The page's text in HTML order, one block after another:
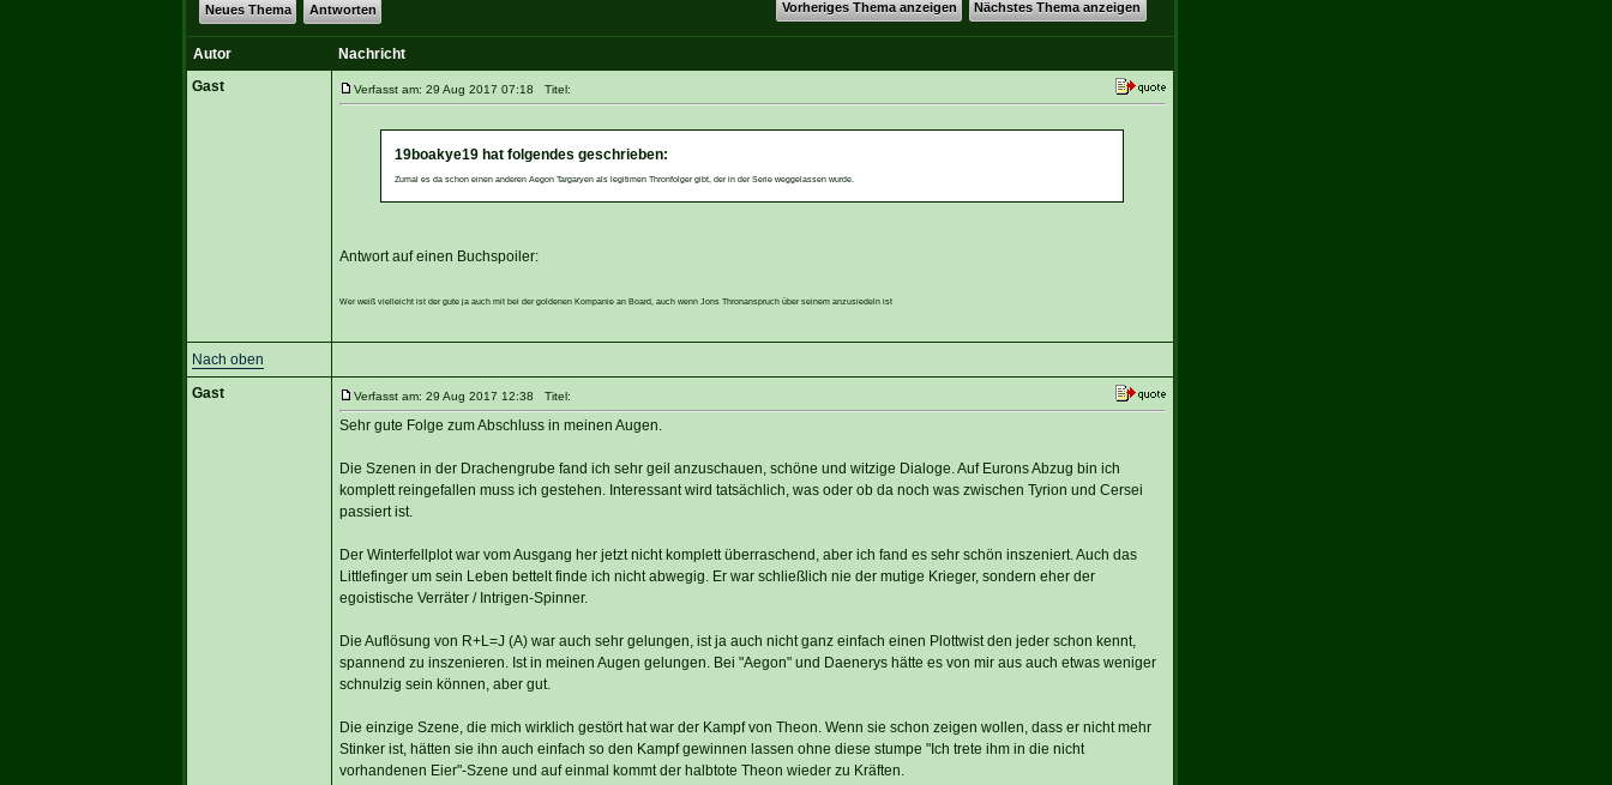
Vorheriges Thema anzeigen Nächstes Thema anzeigen
Neues Thema Antworten
Autor
Nachricht
Gast
Verfasst am: 29 Aug 2017 07:18 Titel:
19boakye19 hat folgendes geschrieben:
Zumal es da schon einen anderen Aegon Targaryen als legitimen Thronfolger gibt, der in der Serie weggelassen wurde.
Antwort auf einen Buchspoiler:
Wer weiß vielleicht ist der gute ja auch mit bei der goldenen Kompanie an Board, auch wenn Jons Thronanspruch über seinem anzusiedeln ist
Nach oben
Gast
Verfasst am: 29 Aug 2017 12:38 Titel:
Sehr gute Folge zum Abschluss in meinen Augen.
Die Szenen in der Drachengrube fand ich sehr geil anzuschauen, schöne und witzige Dialoge. Auf Eurons Abzug bin ich
komplett reingefallen muss ich gestehen. Interessant wird tatsächlich, was oder ob da noch was zwischen Tyrion und Cersei
passiert ist.
Der Winterfellplot war vom Ausgang her jetzt nicht komplett überraschend, aber ich fand es sehr schön inszeniert. Auch das
Littlefinger um sein Leben bettelt finde ich nicht abwegig. Er war schließlich nie der mutige Krieger, sondern eher der
egoistische Verräter / Intrigen-Spinner.
Die Auflösung von R+L=J (A) war auch sehr gelungen, ist ja auch nicht ganz einfach einen Plottwist den jeder schon kennt,
spannend zu inszenieren. Ist in meinen Augen gelungen. Bei "Aegon" und Daenerys hätte es von mir aus auch etwas weniger
schnulzig sein können, aber gut.
Die einzige Szene, die mich wirklich gestört hat war der Kampf von Theon. Wenn sie schon zeigen wollen, dass er nicht mehr
Stinker ist, hätten sie ihn auch einfach so den Kampf gewinnen lassen ohne diese stumpe "Ich trete ihm in die nicht
vorhandenen Eier"-Szene und auf einmal kommt der halbtote Theon wieder zu Kräften.